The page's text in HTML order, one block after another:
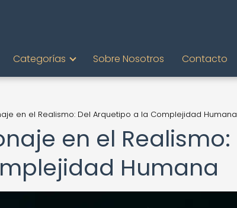
Categorías Sobre Nosotros Contacto
en el Realismo: Del Arquetipo a la Complejidad Humana
en el Realismo:
Humana